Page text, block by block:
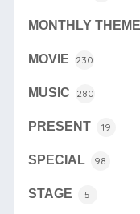
MONTHLY THEME
MOVIE 230
MUSIC 280
PRESENT 19
SPECIAL 98
STAGE 5